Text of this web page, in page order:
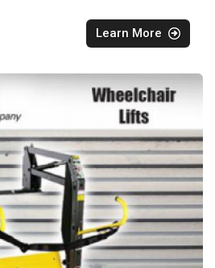
Learn More